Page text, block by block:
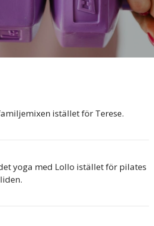
istället för Terese.
yoga med Lollo istället för pilates